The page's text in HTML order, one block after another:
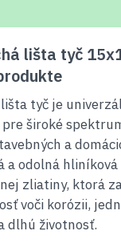
lišta tyč
tyč je
široké
a
a odolná
zliatiny, ktorá
voči korózii,
dlhú životnosť.